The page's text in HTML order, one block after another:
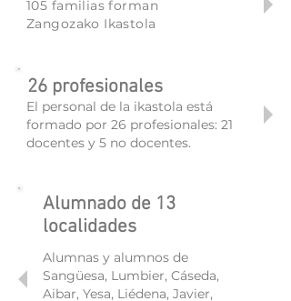
105 familias forman
Zangozako Ikastola
26 profesionales
El personal de la ikastola está
formado por 26 profesionales: 21
docentes y 5 no docentes.
Alumnado de 13
localidades
Alumnas y alumnos de
Sangüesa, Lumbier, Cáseda,
Aibar, Yesa, Liédena, Javier,